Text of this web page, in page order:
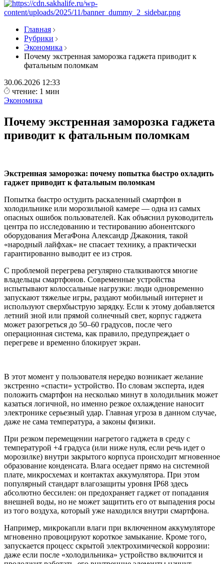
Главная
Рубрики
Экономика
Почему экстренная заморозка гаджета приводит к
фатальным поломкам
30.06.2026 12:33
чтение: 1 мин
Экономика
Почему экстренная заморозка гаджета
приводит к фатальным поломкам
Экстренная заморозка: почему попытка быстро охладить
гаджет приводит к фатальным поломкам
Попытка быстро остудить раскаленный смартфон в
холодильнике или морозильной камере — одна из самых
опасных ошибок пользователей. Как объяснил руководитель
центра по исследованию и тестированию абонентского
оборудования МегаФона Александр Джакония, такой
«народный лайфхак» не спасает технику, а практически
гарантированно выводит ее из строя.
С проблемой перегрева регулярно сталкиваются многие
владельцы смартфонов. Современные устройства
испытывают колоссальные нагрузки: люди одновременно
запускают тяжелые игры, раздают мобильный интернет и
используют сверхбыструю зарядку. Если к этому добавляется
летний зной или прямой солнечный свет, корпус гаджета
может разогреться до 50–60 градусов, после чего
операционная система, как правило, предупреждает о
перегреве и временно блокирует экран.
В этот момент у пользователя нередко возникает желание
экстренно «спасти» устройство. По словам эксперта, идея
положить смартфон на несколько минут в холодильник может
казаться логичной, но именно резкое охлаждение наносит
электронике серьезный удар. Главная угроза в данном случае,
даже не сама температура, а законы физики.
При резком перемещении нагретого гаджета в среду с
температурой +4 градуса (или ниже нуля, если речь идет о
морозилке) внутри закрытого корпуса происходит мгновенное
образование конденсата. Влага оседает прямо на системной
плате, микросхемах и контактах аккумулятора. При этом
популярный стандарт влагозащиты уровня IP68 здесь
абсолютно бессилен: он предохраняет гаджет от попадания
внешней воды, но не может защитить его от выпадения росы
из того воздуха, который уже находился внутри смартфона.
Например, микрокапли влаги при включенном аккумуляторе
мгновенно провоцируют короткое замыкание. Кроме того,
запускается процесс скрытой электрохимической коррозии:
даже если после «холодильника» устройство включится и